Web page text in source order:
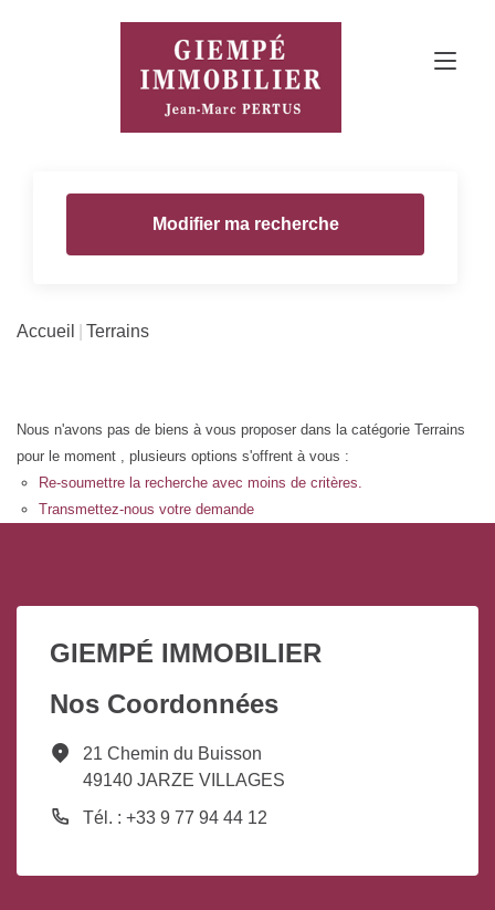
Modifier ma recherche
Accueil Terrains
Nous n'avons pas de biens à vous proposer dans la catégorie Terrains
pour le moment , plusieurs options s'offrent à vous :
Re-soumettre la recherche avec moins de critères.
Transmettez-nous votre demande
GIEMPÉ IMMOBILIER
Nos Coordonnées
21 Chemin du Buisson
49140 JARZE VILLAGES
Tél. : +33 9 77 94 44 12